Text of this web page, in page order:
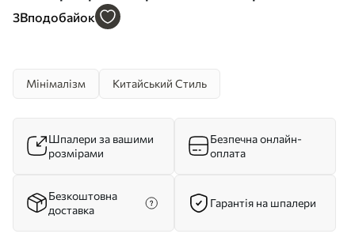
тлі, азіатський стиль Nr. a00693
3Вподобайок
Мінімалізм Китайський Стиль
Шпалери за вашими
розмірами
Безпечна онлайн-
оплата
Безкоштовна
доставка
Гарантія на шпалери